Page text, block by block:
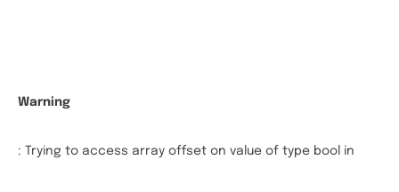
Warning
: Trying to access array offset on value of type bool in